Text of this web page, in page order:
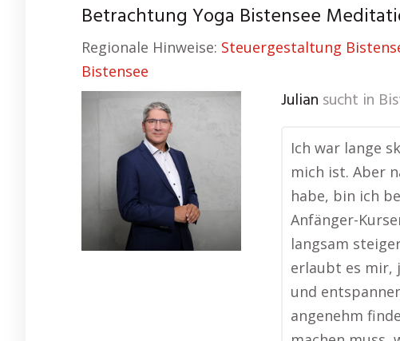
Betrachtung Yoga Bistensee
Regionale Hinweise: Steuergestaltung
Bistensee
Julian sucht in
Ich war lange
mich ist. Aber
habe, bin ich
Anfänger-
langsam
erlaubt es mir,
und
angenehm